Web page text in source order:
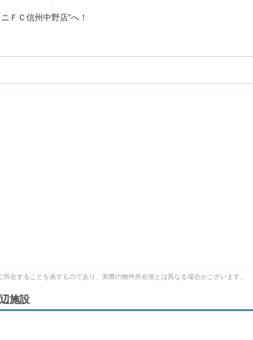
ＦＣ信州中野店”へ！
在することを表すものであり、実際の物件所在地とは異なる場合がございます。
施設